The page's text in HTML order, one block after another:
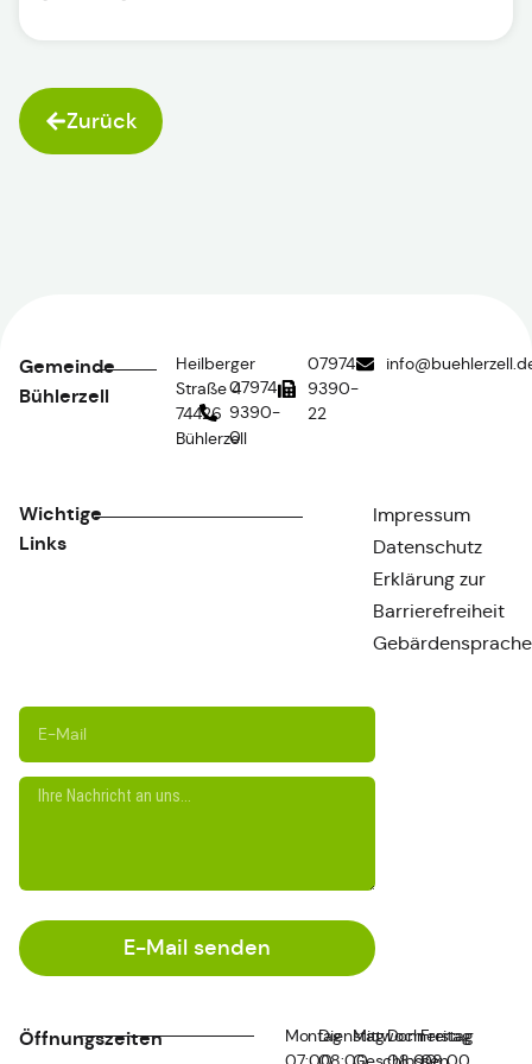
Zurück
Gemeinde
Bühlerzell
Heilberger
Straße 4
74426
Bühlerzell
07974
9390-
0
07974
9390-
22
Wichtige
Links
Impressum
Datenschutz
Erklärung zur
Barrierefreiheit
Gebärdensprache
E-Mail senden
Öffnungszeiten
MontagDienstagMittwochDonnerstag
Freitag